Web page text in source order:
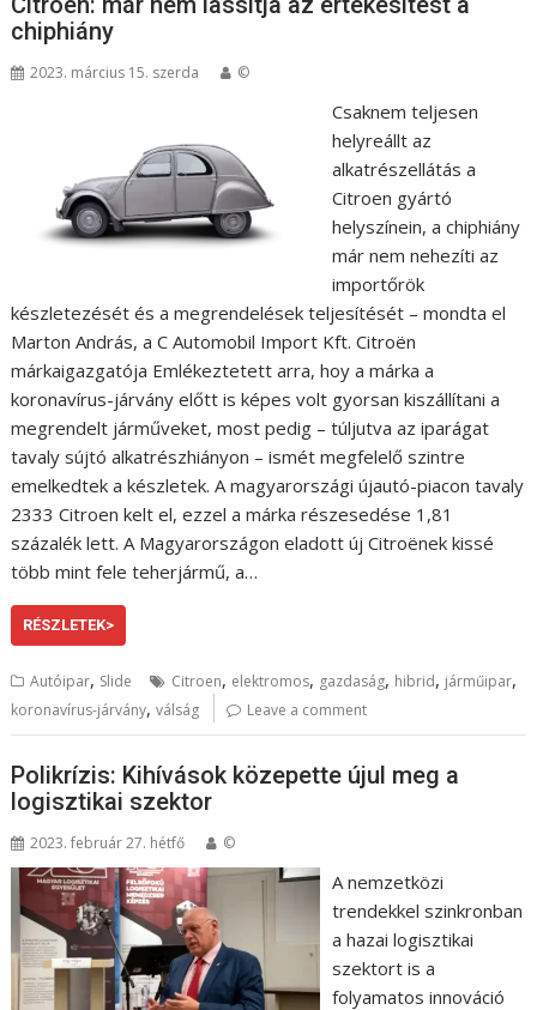
chiphiány
2023. március 15. szerda ©
Csaknem teljesen
helyreállt az
alkatrészellátás a
Citroen gyártó
helyszínein, a chiphiány
már nem nehezíti az
importőrök
készletezését és a megrendelések teljesítését – mondta el
Marton András, a C Automobil Import Kft. Citroën
márkaigazgatója Emlékeztetett arra, hoy a márka a
koronavírus-járvány előtt is képes volt gyorsan kiszállítani a
megrendelt járműveket, most pedig – túljutva az iparágat
tavaly sújtó alkatrészhiányon – ismét megfelelő szintre
emelkedtek a készletek. A magyarországi újautó-piacon tavaly
2333 Citroen kelt el, ezzel a márka részesedése 1,81
százalék lett. A Magyarországon eladott új Citroënek kissé
több mint fele teherjármű, a…
RÉSZLETEK>
Autóipar, Slide Citroen, elektromos, gazdaság, hibrid, járműipar,
koronavírus-járvány,válság Leave a comment
Polikrízis: Kihívások közepette újul meg a
logisztikai szektor
2023. február 27. hétfő ©
A nemzetközi
trendekkel szinkronban
a hazai logisztikai
szektort is a
folyamatos innováció